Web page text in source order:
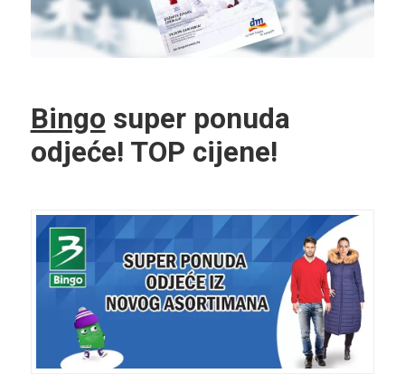
Bingo super ponuda
odjeće! TOP cijene!